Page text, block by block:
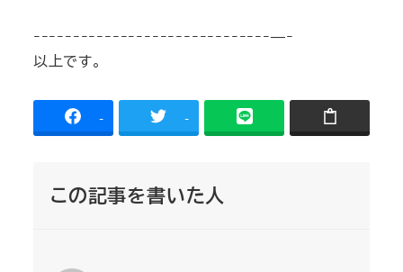
------------------------------—-
以上です。
- -
この記事を書いた人